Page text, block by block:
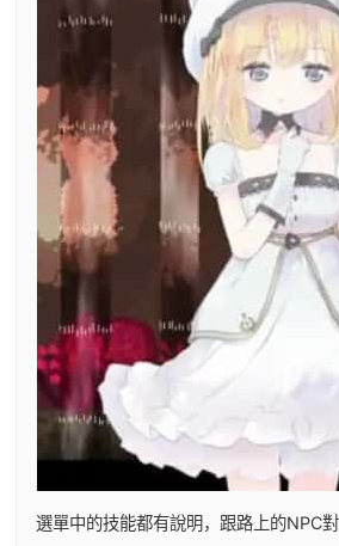
選單中的技能都有說明，跟路上的NPC